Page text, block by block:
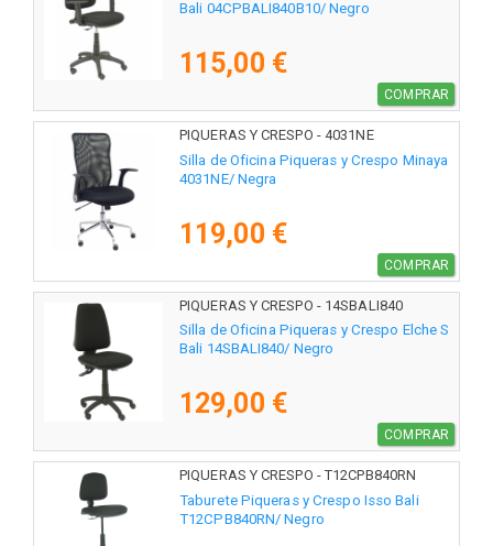
Bali 04CPBALI840B10/ Negro
115,00 €
COMPRAR
PIQUERAS Y CRESPO - 4031NE
Silla de Oficina Piqueras y Crespo Minaya
4031NE/ Negra
119,00 €
COMPRAR
PIQUERAS Y CRESPO - 14SBALI840
Silla de Oficina Piqueras y Crespo Elche S
Bali 14SBALI840/ Negro
129,00 €
COMPRAR
PIQUERAS Y CRESPO - T12CPB840RN
Taburete Piqueras y Crespo Isso Bali
T12CPB840RN/ Negro